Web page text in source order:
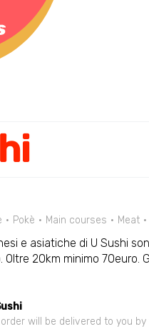
Pokè Main courses Meat
e asiatiche di U Sushi
Oltre 20km minimo 70euro.
will be delivered to you